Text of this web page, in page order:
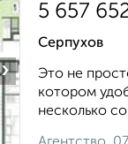
›
5 657
Серпухов
Это не
котором
несколько